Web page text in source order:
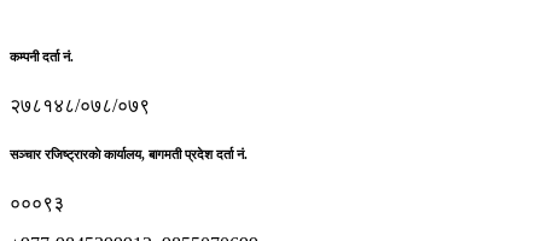
कम्पनी दर्ता नं.
२७८१४८/०७८/०७९
सञ्चार रजिष्ट्रारकाे कार्यालय, बागमती प्रदेश दर्ता नं.
०००९३